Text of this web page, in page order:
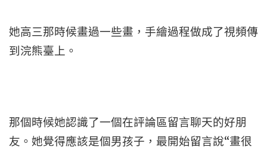
她高三那時候畫過一些畫，手繪過程做成了視頻傳
到浣熊臺上。
那個時候她認識了一個在評論區留言聊天的好朋
友。她覺得應該是個男孩子，最開始留言說“畫很